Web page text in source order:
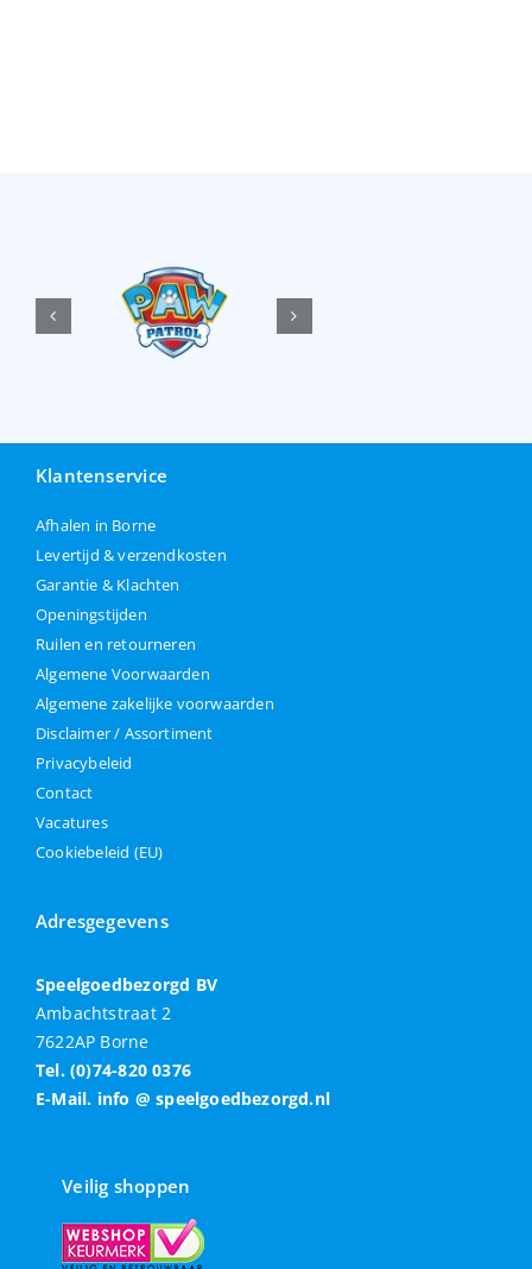
Klantenservice
Afhalen in Borne
Levertijd & verzendkosten
Garantie & Klachten
Openingstijden
Ruilen en retourneren
Algemene Voorwaarden
Algemene zakelijke voorwaarden
Disclaimer / Assortiment
Privacybeleid
Contact
Vacatures
Cookiebeleid (EU)
Adresgegevens
Speelgoedbezorgd BV
Ambachtstraat 2
7622AP Borne
Tel. (0)74-820 0376
E-Mail. info @ speelgoedbezorgd.nl
Veilig shoppen